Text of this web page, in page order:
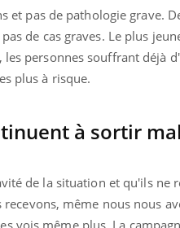
et pas de pathologie grave.
de cas graves. Le plus
personnes souffrant déjà
plus à risque.
à sortir
de la situation et qu'ils ne
même nous nous